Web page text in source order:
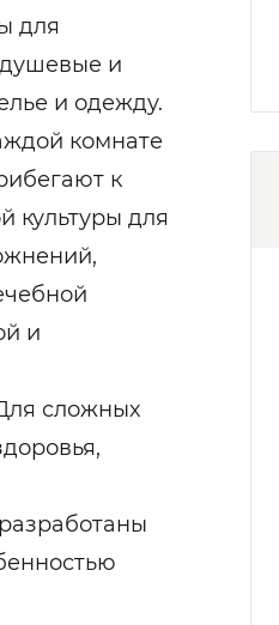
для
душевые и
и одежду.
комнате
к
культуры для
и
сложных